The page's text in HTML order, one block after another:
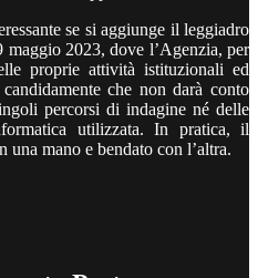
se si aggiunge il leggiadro
maggio 2023, dove l’Agenzia, per
proprie attività istituzionali ed
che non darà conto
percorsi di indagine né delle
utilizzata. In pratica, il
una mano e bendato con l’altra.